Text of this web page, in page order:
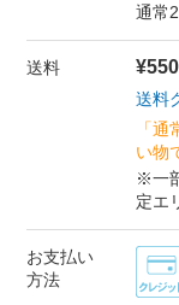
通常
送料 ¥550
送料
「
い物
※一
定エ
お支払い
方法